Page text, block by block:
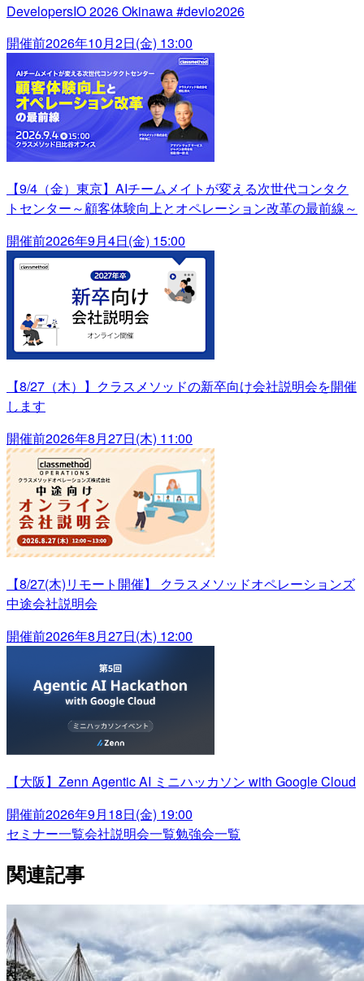
DevelopersIO 2026 Okinawa #devio2026
開催前2026年10月2日(金) 13:00
【9/4（金）東京】AIチームメイトが変える次世代コンタク
トセンター～顧客体験向上とオペレーション改革の最前線～
開催前2026年9月4日(金) 15:00
【8/27（木）】クラスメソッドの新卒向け会社説明会を開催
します
開催前2026年8月27日(木) 11:00
【8/27(木)リモート開催】 クラスメソッドオペレーションズ
中途会社説明会
開催前2026年8月27日(木) 12:00
【大阪】Zenn Agentic AI ミニハッカソン with Google Cloud
開催前2026年9月18日(金) 19:00
セミナー一覧会社説明会一覧勉強会一覧
関連記事